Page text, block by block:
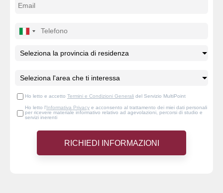
Ho letto e accetto Termini e Condizioni Generali del Servizio MultiPoint
Ho letto l'Informativa Privacy e acconsento al trattamento dei miei dati personali
per ricevere materiale informativo relativo ad agevolazioni, percorsi di studio e
servizi inerenti